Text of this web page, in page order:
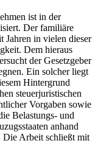
ist in der
Der familiäre
Jahren in vielen dieser
Dem hieraus
der Gesetzgeber
Ein solcher liegt
Hintergrund
steuerjuristischen
Vorgaben sowie
Belastungs- und
anhand
Die Arbeit schließt mit